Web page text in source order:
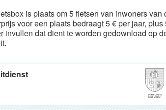
is plaats om 5 fietsen van inwoners
voor een plaats bedraagt 5 € per jaar,
invullen dat dient te worden gedownload op